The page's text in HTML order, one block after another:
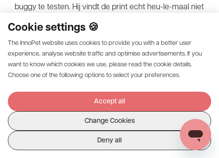
buggy te testen. Hij vindt de print echt heu-le-maal niet
prima?! Bromde hij in de winkel) maar ach hij went er
wel aan. Vriendlief vindt de wendbaarheid en balans
van de buggy helemaal te gek. Al kan dat ook komen
doordat al die opbergruimte in de buggy ervoor
zorgen dat er zoveel bier mee kan, dat alles wat rolt
cool is.. de 2 bierfleshouders aan het stuur vallen écht
in de smaak. En ik? Ik ben blij dat we met de hele crew
op stap kunnen, m'n hondjes blij zijn (ja die print went
wel Bodhi) én dat ik nog wat chocola in het
opbergvakje aan het stuur kan verstoppen ;-)
Cookie settings 🍪
The InnoPet website uses cookies to provide you with a better user
experience, analyse website traffic and optimise advertisements. If you
want to know which cookies we use, please read the cookie details.
Choose one of the following options to select your preferences.
Accept all
Change Cookies
Deny all